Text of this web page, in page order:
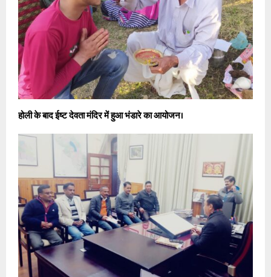
होली के बाद ईष्ट देवता मंदिर में हुआ भंडारे का आयोजन।